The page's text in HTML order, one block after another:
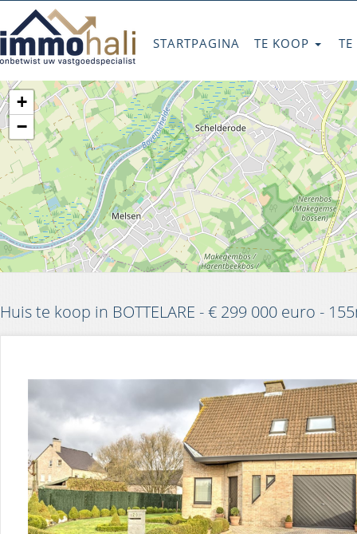
STARTPAGINA TE KOOP
+
−
Huis te koop in BOTTELARE - € 299 000 euro -